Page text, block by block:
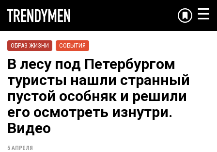
☰
ОБРАЗ ЖИЗНИ СОБЫТИЯ
В лесу под Петербургом
туристы нашли странный
пустой особняк и решили
его осмотреть изнутри.
Видео
5 АПРЕЛЯ